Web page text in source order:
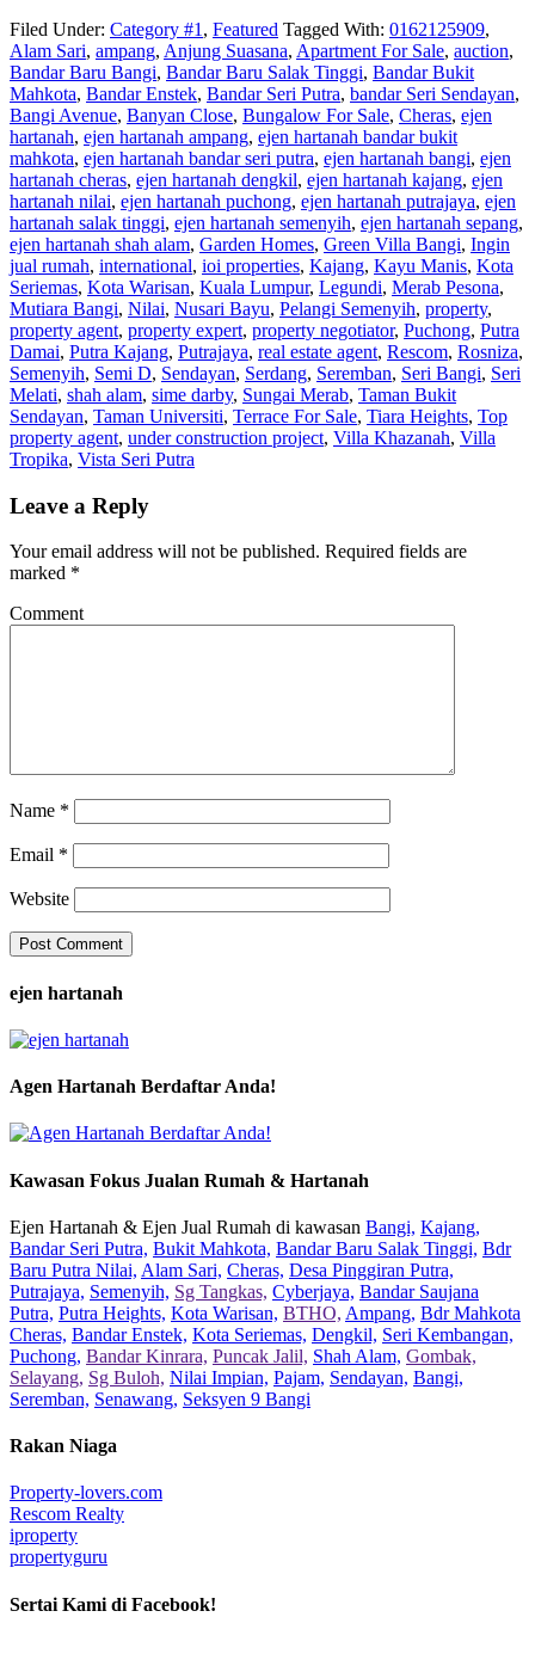
Filed Under: Category #1 , Featured Tagged With: 0162125909,
Alam Sari, ampang, Anjung Suasana, Apartment For Sale, auction,
Bandar Baru Bangi, Bandar Baru Salak Tinggi, Bandar Bukit
Mahkota, Bandar Enstek, Bandar Seri Putra, bandar Seri Sendayan,
Bangi Avenue, Banyan Close, Bungalow For Sale, Cheras, ejen
hartanah, ejen hartanah ampang, ejen hartanah bandar bukit
mahkota, ejen hartanah bandar seri putra, ejen hartanah bangi, ejen
hartanah cheras, ejen hartanah dengkil, ejen hartanah kajang, ejen
hartanah nilai, ejen hartanah puchong, ejen hartanah putrajaya, ejen
hartanah salak tinggi, ejen hartanah semenyih, ejen hartanah sepang,
ejen hartanah shah alam, Garden Homes, Green Villa Bangi, Ingin
jual rumah, international, ioi properties, Kajang, Kayu Manis, Kota
Seriemas, Kota Warisan, Kuala Lumpur, Legundi, Merab Pesona,
Mutiara Bangi, Nilai, Nusari Bayu, Pelangi Semenyih, property,
property agent, property expert, property negotiator, Puchong, Putra
Damai, Putra Kajang, Putrajaya, real estate agent, Rescom, Rosniza,
Semenyih, Semi D, Sendayan, Serdang, Seremban, Seri Bangi, Seri
Melati, shah alam, sime darby, Sungai Merab, Taman Bukit
Sendayan, Taman Universiti, Terrace For Sale, Tiara Heights, Top
property agent, under construction project, Villa Khazanah, Villa
Tropika, Vista Seri Putra
Leave a Reply
Your email address will not be published. Required fields are
marked *
Comment
Name *
Email *
Website
ejen hartanah
Agen Hartanah Berdaftar Anda!
Kawasan Fokus Jualan Rumah & Hartanah
Ejen Hartanah & Ejen Jual Rumah di kawasan Bangi, Kajang,
Bandar Seri Putra, Bukit Mahkota, Bandar Baru Salak Tinggi, Bdr
Baru Putra Nilai, Alam Sari, Cheras, Desa Pinggiran Putra,
Putrajaya, Semenyih, Sg Tangkas, Cyberjaya, Bandar Saujana
Putra, Putra Heights, Kota Warisan, BTHO, Ampang, Bdr Mahkota
Cheras, Bandar Enstek, Kota Seriemas, Dengkil, Seri Kembangan,
Puchong, Bandar Kinrara, Puncak Jalil, Shah Alam, Gombak,
Selayang, Sg Buloh, Nilai Impian, Pajam, Sendayan, Bangi,
Seremban, Senawang, Seksyen 9 Bangi
Rakan Niaga
Property-lovers.com
Rescom Realty
iproperty
propertyguru
Sertai Kami di Facebook!